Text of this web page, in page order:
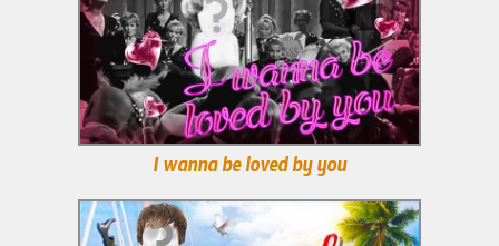
I wanna be loved by you